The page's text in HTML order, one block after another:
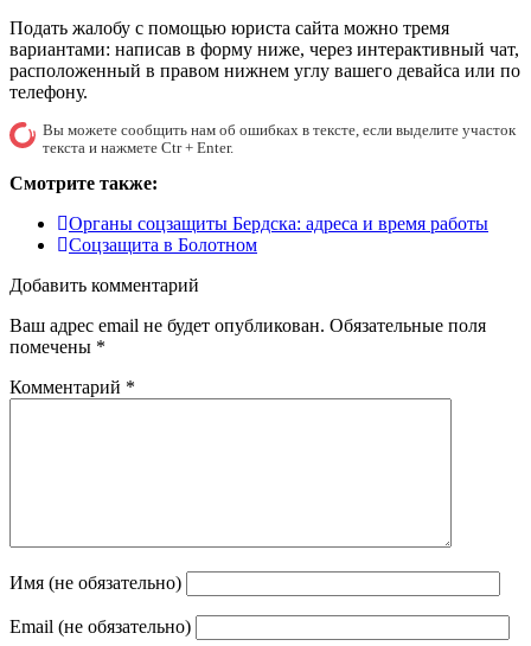
Подать жалобу с помощью юриста сайта можно тремя
вариантами: написав в форму ниже, через интерактивный чат,
расположенный в правом нижнем углу вашего девайса или по
телефону.
Вы можете сообщить нам об ошибках в тексте, если выделите участок
текста и нажмете Ctr + Enter.
Смотрите также:
Органы соцзащиты Бердска: адреса и время работы
Соцзащита в Болотном
Добавить комментарий
Ваш адрес email не будет опубликован. Обязательные поля
помечены *
Комментарий *
Имя (не обязательно)
Email (не обязательно)